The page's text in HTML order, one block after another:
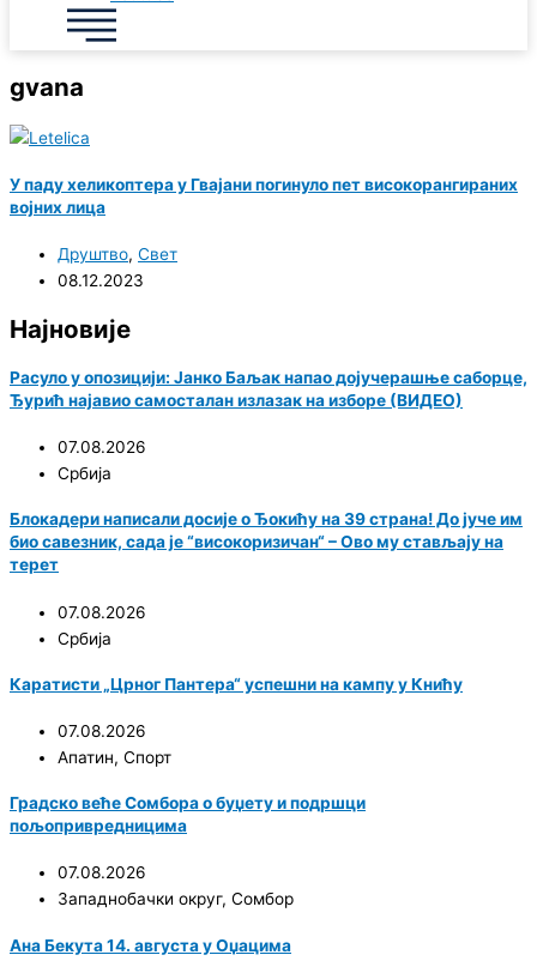
gvana
У паду хеликоптера у Гвајани погинуло пет високорангираних
војних лица
Друштво, Свет
08.12.2023
Најновије
Расуло у опозицији: Јанко Баљак напао дојучерашње саборце,
Ђурић најавио самосталан излазак на изборе (ВИДЕО)
07.08.2026
Србија
Блокадери написали досије о Ђокићу на 39 страна! До јуче им
био савезник, сада је “високоризичан“ – Ово му стављају на
терет
07.08.2026
Србија
Каратисти „Црног Пантера“ успешни на кампу у Книћу
07.08.2026
Апатин, Спорт
Градско веће Сомбора о буџету и подршци
пољопривредницима
07.08.2026
Западнобачки округ, Сомбор
Ана Бекута 14. августа у Оџацима